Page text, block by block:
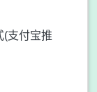
(支付宝推